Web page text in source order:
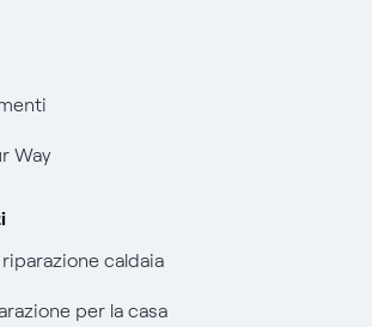
con disabilità per offerte Fibra
Way
caldaia
per la casa